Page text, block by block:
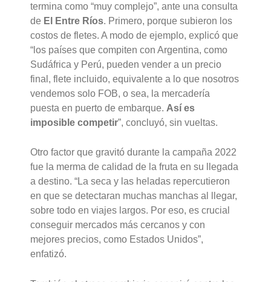
termina como “muy complejo”, ante una consulta
de El Entre Ríos. Primero, porque subieron los
costos de fletes. A modo de ejemplo, explicó que
“los países que compiten con Argentina, como
Sudáfrica y Perú, pueden vender a un precio
final, flete incluido, equivalente a lo que nosotros
vendemos solo FOB, o sea, la mercadería
puesta en puerto de embarque. Así es
imposible competir”, concluyó, sin vueltas.
Otro factor que gravitó durante la campaña 2022
fue la merma de calidad de la fruta en su llegada
a destino. “La seca y las heladas repercutieron
en que se detectaran muchas manchas al llegar,
sobre todo en viajes largos. Por eso, es crucial
conseguir mercados más cercanos y con
mejores precios, como Estados Unidos”,
enfatizó.